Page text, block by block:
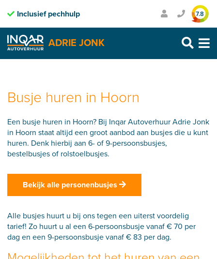
Inclusief pechhulp
Transparante prijzen
Purmerend: 0299 – 469 999
Heerhugowaard: 072 – 30 33 666
Zaandam: 075 – 65 90 123
7.8
ADRIE JONK
Skip
Busje huren in Hoorn
Een busje huren in Hoorn? Bij Inqar Autoverhuur Adrie Jonk
in Hoorn staat altijd een groot aanbod aan busjes die u kunt
huren. Denk hierbij aan 6- of 9-persoonsbusjes,
bestelbusjes of rolstoelbusjes.
Bekijk alle personenbusjes
Alle busjes huurt u bij ons tegen een uiterst voordelig
tarief! Zo huurt u al een 6-persoonsbusje vanaf € 70 per
dag en een 9-persoonsbusje vanaf € 83 per dag.